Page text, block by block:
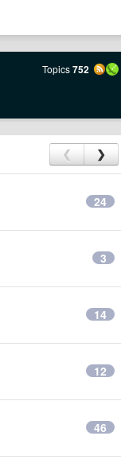
Topics752
❮ ❯
24
3
14
12
46